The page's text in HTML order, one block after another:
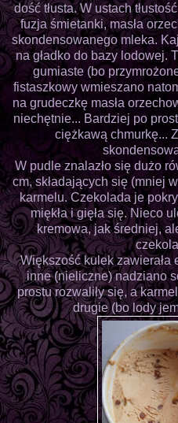
dość tłusta. W ustach
fuzja śmietanki, masła
skondensowanego mleka.
na gładko do bazy lodowej.
gumiaste (bo
fistaszkowy wmieszano
na grudeczkę masła
niechętnie... Bardziej po
ciężkawą chmurkę...
W pudle znalazło się dużo
cm, składających się (mniej
karmelu. Czekolada je
miękła i gięła się. Nieco
kremowa, jak średniej,
Większość kulek zawierała
inne (nieliczne) nadziano
prostu rozwaliły się, a
drugie (bo lody